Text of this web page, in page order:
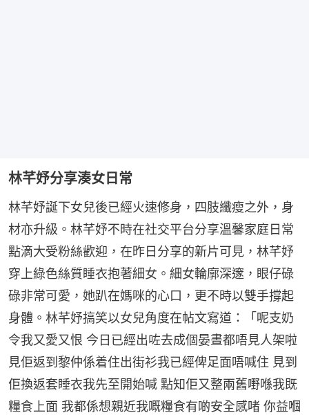
林芊妤分享湊女日常
林芊妤誕下女兒後已經火速修身，四肢纖瘦之外，身
材亦升級。林芊妤不時在社交平台分享溫馨家庭日常
點滴大受粉絲歡迎，在昨日分享的新片可見，林芊妤
穿上綠色絲質睡衣抱著細女。細女輪廓深邃，眼仔碌
碌非常可愛，她趴在媽咪的心口，更不時以雙手撐起
身體。林芊妤搞笑以女兒角度在帖文寫道：「呢支奶
令我又愛又恨 今日已經出咗去成個晏晝都唔見人架啦
見佢返到黎仲係着住出街衫我已經俾足面唔喊住 見到
佢換返套睡衣我先至開始喊 點知佢又整兩舊嘢喺我既
糧食上面 我都係想親近我嘅糧食有啲安全感啫 你益嗰